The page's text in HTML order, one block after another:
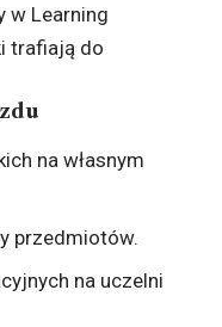
w Learning
trafiają do
na własnym
przedmiotów.
na uczelni